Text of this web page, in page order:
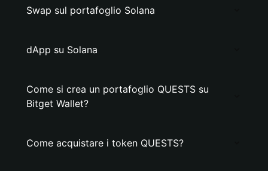
Swap sul portafoglio Solana
dApp su Solana
Come si crea un portafoglio QUESTS su
Bitget Wallet?
Come acquistare i token QUESTS?